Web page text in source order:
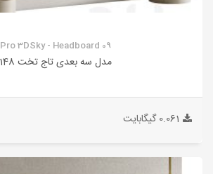
Pro 3DSky - Headboard 09
مدل سه بعدی تاج تخت 148
0.061 گیگابایت